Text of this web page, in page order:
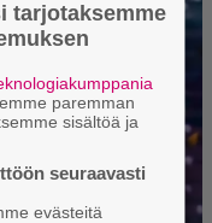
tarjotaksemme
paremman
sisältöä ja
seuraavasti
evästeitä